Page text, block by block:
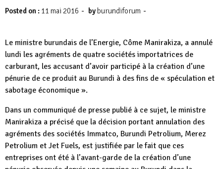
Posted on : 11 mai 2016 - by burundiforum -
Le ministre burundais de l’Energie, Côme Manirakiza, a annulé
lundi les agréments de quatre sociétés importatrices de
carburant, les accusant d’avoir participé à la création d’une
pénurie de ce produit au Burundi à des fins de « spéculation et
sabotage économique ».
Dans un communiqué de presse publié à ce sujet, le ministre
Manirakiza a précisé que la décision portant annulation des
agréments des sociétés Immatco, Burundi Petrolium, Merez
Petrolium et Jet Fuels, est justifiée par le fait que ces
entreprises ont été à l’avant-garde de la création d’une